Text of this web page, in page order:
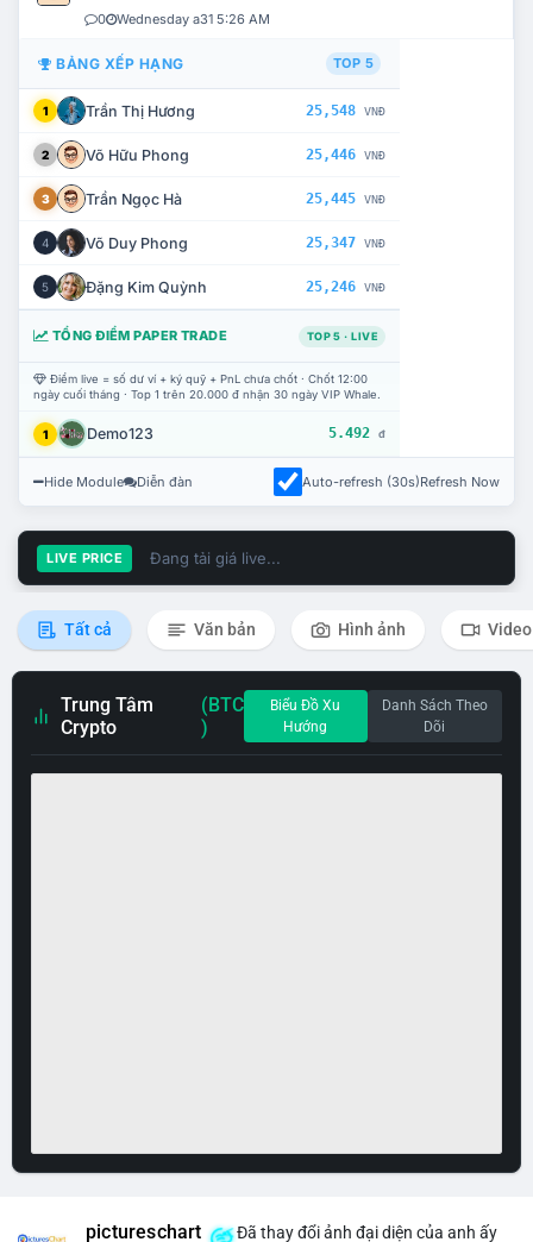
0 Wednesday a31 5:26 AM
BẢNG XẾP HẠNG TOP 5
1 Trần Thị Hương 25,548 VNĐ
2 Võ Hữu Phong 25,446 VNĐ
3 Trần Ngọc Hà 25,445 VNĐ
4 Võ Duy Phong 25,347 VNĐ
5 Đặng Kim Quỳnh 25,246 VNĐ
TỔNG ĐIỂM PAPER TRADE TOP 5 · LIVE
Điểm live = số dư ví + ký quỹ + PnL chưa chốt · Chốt 12:00
ngày cuối tháng · Top 1 trên 20.000 đ nhận 30 ngày VIP Whale.
1 Demo123 5.492 đ
Hide Module Diễn đàn Auto-refresh (30s)Refresh Now
LIVE PRICE Đang tải giá live...
Tất cả Văn bản Hình ảnh Video
Trung Tâm
Crypto
(BTC
)
Biểu Đồ Xu
Hướng
Danh Sách Theo
Dõi
pictureschart Đã thay đổi ảnh đại diện của anh ấy